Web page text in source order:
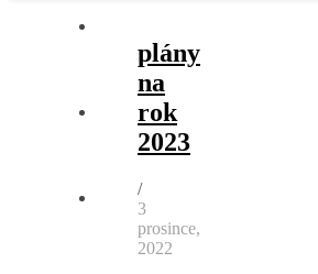
plány
na
rok
2023
/
3
prosince,
2022